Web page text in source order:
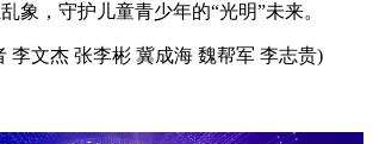
象，守护儿童青少年的“光明”未来。
文杰 张李彬 冀成海 魏帮军 李志贵)